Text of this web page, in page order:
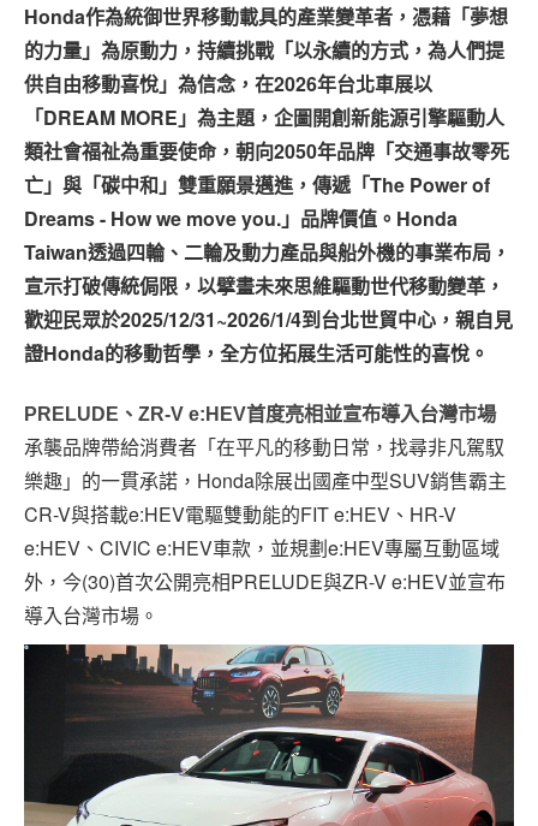
兩輪世界
Honda作為統御世界移動載具的產業變革者，憑藉「夢想
的力量」為原動力，持續挑戰「以永續的方式，為人們提
供自由移動喜悅」為信念，在2026年台北車展以
「DREAM MORE」為主題，企圖開創新能源引擎驅動人
類社會福祉為重要使命，朝向2050年品牌「交通事故零死
亡」與「碳中和」雙重願景邁進，傳遞「The Power of
Dreams - How we move you.」品牌價值。Honda
Taiwan透過四輪、二輪及動力產品與船外機的事業布局，
宣示打破傳統侷限，以擘畫未來思維驅動世代移動變革，
歡迎民眾於2025/12/31~2026/1/4到台北世貿中心，親自見
證Honda的移動哲學，全方位拓展生活可能性的喜悅。
PRELUDE、ZR-V e:HEV首度亮相並宣布導入台灣市場
承襲品牌帶給消費者「在平凡的移動日常，找尋非凡駕馭
樂趣」的一貫承諾，Honda除展出國產中型SUV銷售霸主
CR-V與搭載e:HEV電驅雙動能的FIT e:HEV、HR-V
e:HEV、CIVIC e:HEV車款，並規劃e:HEV專屬互動區域
外，今(30)首次公開亮相PRELUDE與ZR-V e:HEV並宣布
導入台灣市場。